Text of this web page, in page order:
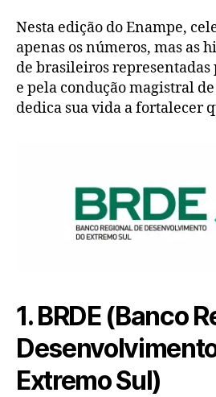
Nesta edição do Enampe,
apenas os números, mas as
de brasileiros representadas
e pela condução magistral
dedica sua vida a fortalecer
1. BRDE (Banco
Extremo Sul)